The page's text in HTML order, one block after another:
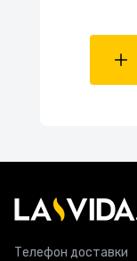
Телефон доставки